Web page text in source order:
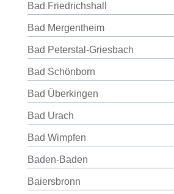
Bad Friedrichshall
Bad Mergentheim
Bad Peterstal-Griesbach
Bad Schönborn
Bad Überkingen
Bad Urach
Bad Wimpfen
Baden-Baden
Baiersbronn